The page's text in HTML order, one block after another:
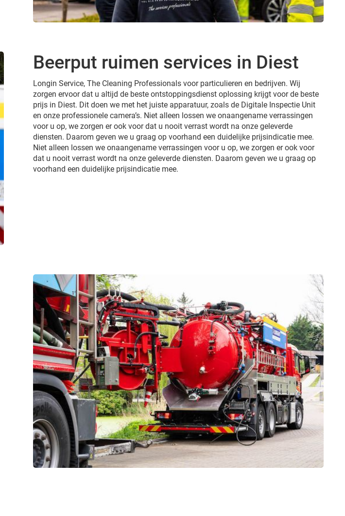
Beerput ruimen services in Diest
Longin Service, The Cleaning Professionals voor particulieren en bedrijven. Wij
zorgen ervoor dat u altijd de beste ontstoppingsdienst oplossing krijgt voor de beste
prijs in Diest. Dit doen we met het juiste apparatuur, zoals de Digitale Inspectie Unit
en onze professionele camera’s. Niet alleen lossen we onaangename verrassingen
voor u op, we zorgen er ook voor dat u nooit verrast wordt na onze geleverde
diensten. Daarom geven we u graag op voorhand een duidelijke prijsindicatie mee.
Niet alleen lossen we onaangename verrassingen voor u op, we zorgen er ook voor
dat u nooit verrast wordt na onze geleverde diensten. Daarom geven we u graag op
voorhand een duidelijke prijsindicatie mee.